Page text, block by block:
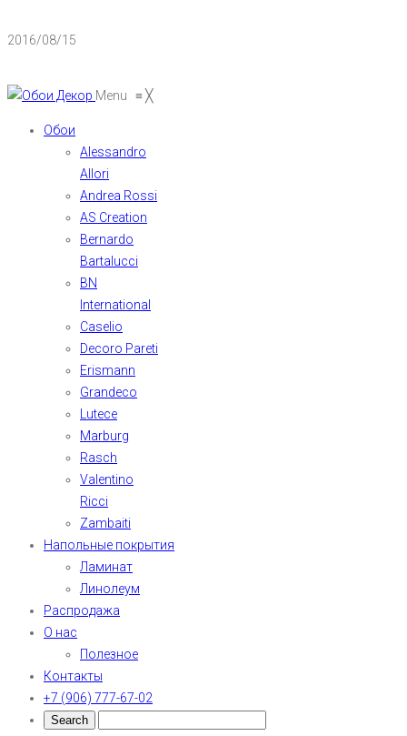
2016/08/15
Menu ≡╳
Обои
Alessandro
Allori
Andrea Rossi
AS Creation
Bernardo
Bartalucci
BN
International
Caselio
Decoro Pareti
Erismann
Grandeco
Lutece
Marburg
Rasch
Valentino
Ricci
Zambaiti
Напольные покрытия
Ламинат
Линолеум
Распродажа
О нас
Полезное
Контакты
+7 (906) 777-67-02